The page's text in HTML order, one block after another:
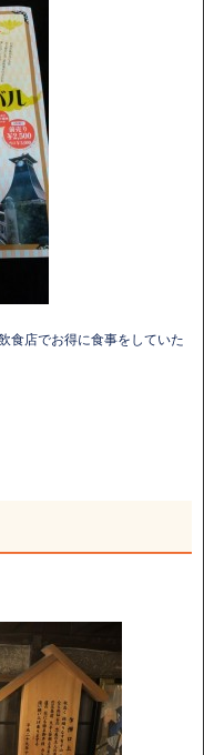
食店でお得に食事をしていた